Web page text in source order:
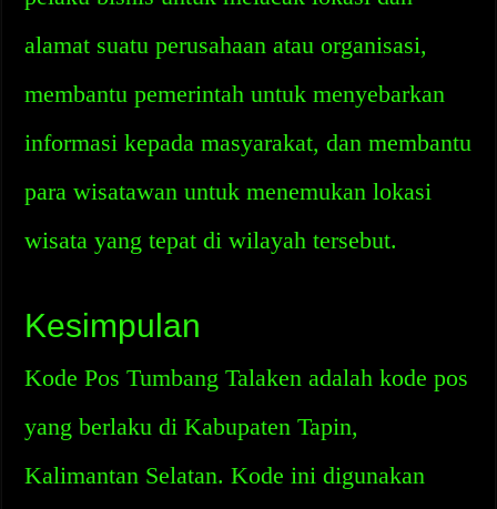
alamat suatu perusahaan atau organisasi,
membantu pemerintah untuk menyebarkan
informasi kepada masyarakat, dan membantu
para wisatawan untuk menemukan lokasi
wisata yang tepat di wilayah tersebut.
Kesimpulan
Kode Pos Tumbang Talaken adalah kode pos
yang berlaku di Kabupaten Tapin,
Kalimantan Selatan. Kode ini digunakan